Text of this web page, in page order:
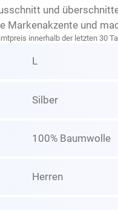
und
Markenakzente und
innerhalb der letzten 30
L
Silber
100% Baumwolle
Herren